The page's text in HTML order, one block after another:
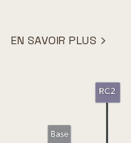
EN SAVOIR PLUS